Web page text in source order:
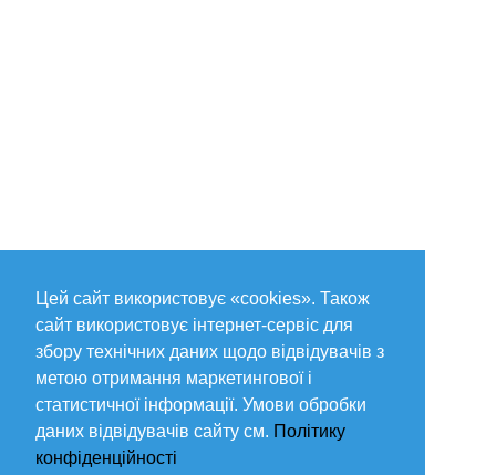
Цей сайт використовує «cookies». Також
сайт використовує інтернет-сервіс для
збору технічних даних щодо відвідувачів з
метою отримання маркетингової і
статистичної інформації. Умови обробки
даних відвідувачів сайту см. Політику
конфіденційності